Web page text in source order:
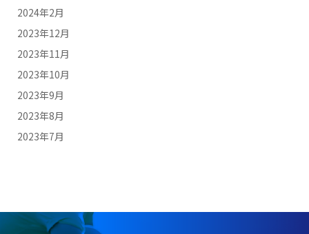
2024年2月
2023年12月
2023年11月
2023年10月
2023年9月
2023年8月
2023年7月